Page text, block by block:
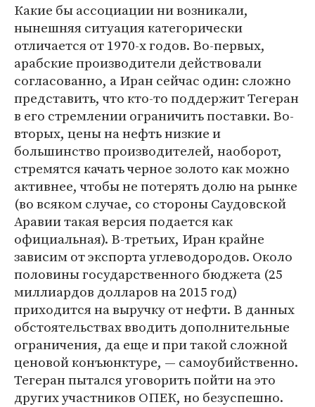
Какие бы ассоциации ни возникали,
нынешняя ситуация категорически
отличается от 1970-х годов. Во-первых,
арабские производители действовали
согласованно, а Иран сейчас один: сложно
представить, что кто-то поддержит Тегеран
в его стремлении ограничить поставки. Во-
вторых, цены на нефть низкие и
большинство производителей, наоборот,
стремятся качать черное золото как можно
активнее, чтобы не потерять долю на рынке
(во всяком случае, со стороны Саудовской
Аравии такая версия подается как
официальная). В-третьих, Иран крайне
зависим от экспорта углеводородов. Около
половины государственного бюджета (25
миллиардов долларов на 2015 год)
приходится на выручку от нефти. В данных
обстоятельствах вводить дополнительные
ограничения, да еще и при такой сложной
ценовой конъюнктуре, — самоубийственно.
Тегеран пытался уговорить пойти на это
других участников ОПЕК, но безуспешно.